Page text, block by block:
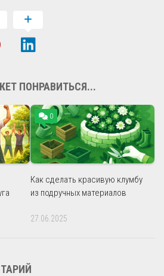
ПОНРАВИТЬСЯ...
0
Как сделать красивую клумбу
из подручных материалов
27.06.2025